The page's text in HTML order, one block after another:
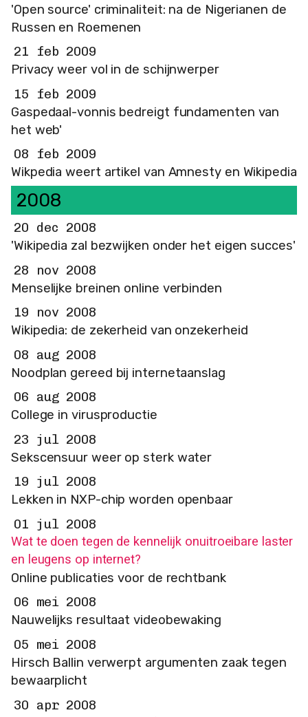
'Open source' criminaliteit: na de Nigerianen de
Russen en Roemenen
21 feb 2009
Privacy weer vol in de schijnwerper
15 feb 2009
Gaspedaal-vonnis bedreigt fundamenten van
het web'
08 feb 2009
Wikpedia weert artikel van Amnesty en Wikipedia
2008
20 dec 2008
'Wikipedia zal bezwijken onder het eigen succes'
28 nov 2008
Menselijke breinen online verbinden
19 nov 2008
Wikipedia: de zekerheid van onzekerheid
08 aug 2008
Noodplan gereed bij internetaanslag
06 aug 2008
College in virusproductie
23 jul 2008
Sekscensuur weer op sterk water
19 jul 2008
Lekken in NXP-chip worden openbaar
01 jul 2008
Wat te doen tegen de kennelijk onuitroeibare laster
en leugens op internet?
Online publicaties voor de rechtbank
06 mei 2008
Nauwelijks resultaat videobewaking
05 mei 2008
Hirsch Ballin verwerpt argumenten zaak tegen
bewaarplicht
30 apr 2008